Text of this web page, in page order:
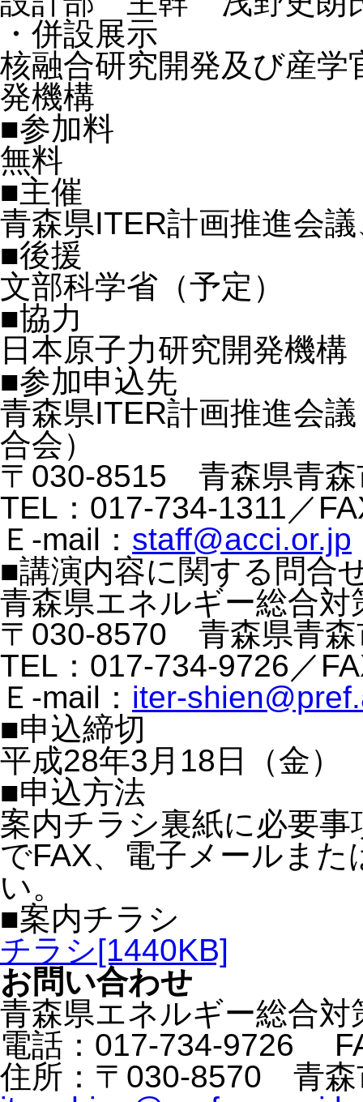
・併設展示
核融合研究開発及び産学
発機構
■参加料
無料
■主催
青森県ITER計画推進会
■後援
文部科学省（予定）
■協力
日本原子力研究開発機構
■参加申込先
青森県ITER計画推進会
合会）
〒030-8515 青森県青森
TEL：017-734-1311／
Ｅ-mail： staff@acci.or.jp
■講演内容に関する問合
青森県エネルギー総合対
〒030-8570 青森県青森
TEL：017-734-9726／
Ｅ-mail： iter-
■申込締切
平成28年3月18日（金）
■申込方法
案内チラシ裏紙に必要
でFAX、電子メールま
い。
■案内チラシ
チラシ[1440KB]
お問い合わせ
青森県エネルギー総合対
電話：017-734-9726
住所：〒030-8570 青森